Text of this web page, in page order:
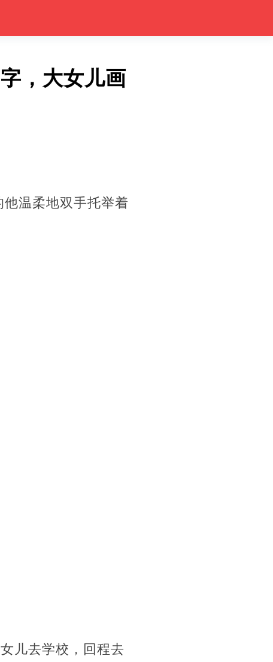
，大女儿画
温柔地双手托举着
儿去学校，回程去